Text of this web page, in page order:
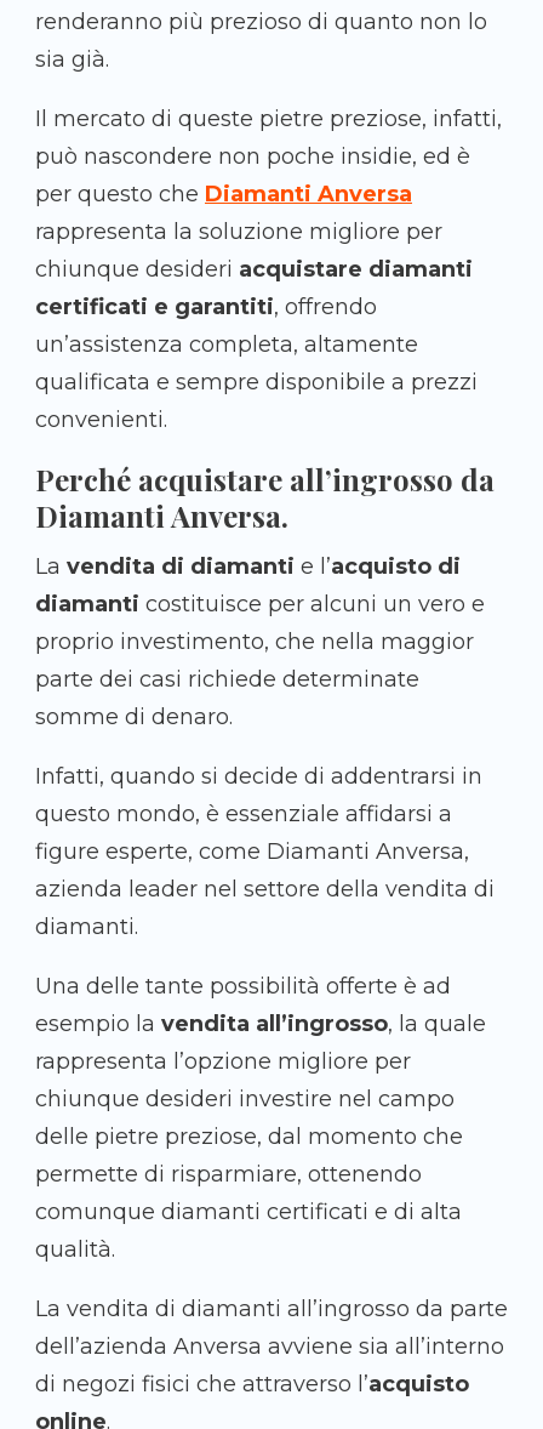
renderanno più prezioso di quanto non lo
sia già.
Il mercato di queste pietre preziose, infatti,
può nascondere non poche insidie, ed è
per questo che Diamanti Anversa
rappresenta la soluzione migliore per
chiunque desideri acquistare diamanti
certificati e garantiti, offrendo
un’assistenza completa, altamente
qualificata e sempre disponibile a prezzi
convenienti.
Perché acquistare all’ingrosso da
Diamanti Anversa.
La vendita di diamanti e l’acquisto di
diamanti costituisce per alcuni un vero e
proprio investimento, che nella maggior
parte dei casi richiede determinate
somme di denaro.
Infatti, quando si decide di addentrarsi in
questo mondo, è essenziale affidarsi a
figure esperte, come Diamanti Anversa,
azienda leader nel settore della vendita di
diamanti.
Una delle tante possibilità offerte è ad
esempio la vendita all’ingrosso, la quale
rappresenta l’opzione migliore per
chiunque desideri investire nel campo
delle pietre preziose, dal momento che
permette di risparmiare, ottenendo
comunque diamanti certificati e di alta
qualità.
La vendita di diamanti all’ingrosso da parte
dell’azienda Anversa avviene sia all’interno
di negozi fisici che attraverso l’acquisto
online.